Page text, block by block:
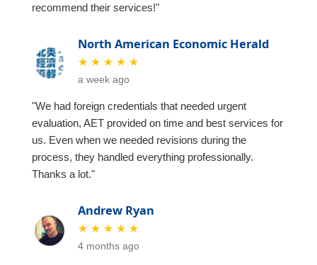
recommend their services!"
North American Economic Herald
★ ★ ★ ★ ★
a week ago
"We had foreign credentials that needed urgent
evaluation, AET provided on time and best services for
us. Even when we needed revisions during the
process, they handled everything professionally.
Thanks a lot."
Andrew Ryan
★ ★ ★ ★ ★
4 months ago